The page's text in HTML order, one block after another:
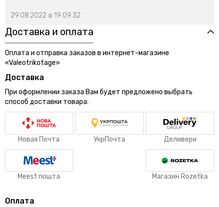
29.08.2022 в 19:09:32
Доставка и оплата
Оплата и отправка заказов в интернет-магазине
«Valeotrikotage»
Доставка
При оформлении заказа Вам будет предложено выбрать
способ доставки товара:
Новая Почта УкрПочта Деливери
Meest пошта Магазин Rozetka
Оплата